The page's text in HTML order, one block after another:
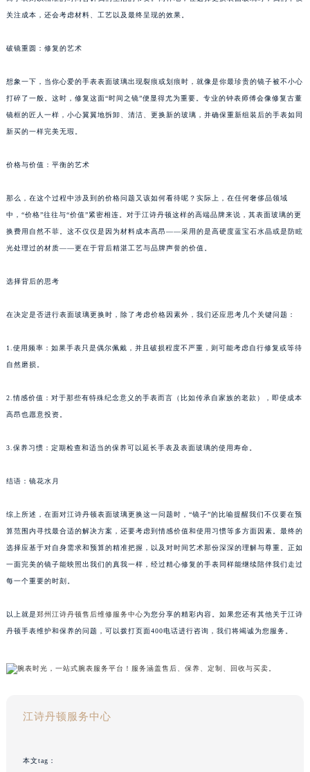
关注成本，还会考虑材料、工艺以及最终呈现的效果。
破镜重圆：修复的艺术
想象一下，当你心爱的手表表面玻璃出现裂痕或划痕时，就像是你最珍贵的镜子被不小心
打碎了一般。这时，修复这面“时间之镜”便显得尤为重要。专业的钟表师傅会像修复古董
镜框的匠人一样，小心翼翼地拆卸、清洁、更换新的玻璃，并确保重新组装后的手表如同
新买的一样完美无瑕。
价格与价值：平衡的艺术
那么，在这个过程中涉及到的价格问题又该如何看待呢？实际上，在任何奢侈品领域
中，“价格”往往与“价值”紧密相连。对于江诗丹顿这样的高端品牌来说，其表面玻璃的更
换费用自然不菲。这不仅仅是因为材料成本高昂——采用的是高硬度蓝宝石水晶或是防眩
光处理过的材质——更在于背后精湛工艺与品牌声誉的价值。
选择背后的思考
在决定是否进行表面玻璃更换时，除了考虑价格因素外，我们还应思考几个关键问题：
1.使用频率：如果手表只是偶尔佩戴，并且破损程度不严重，则可能考虑自行修复或等待
自然磨损。
2.情感价值：对于那些有特殊纪念意义的手表而言（比如传承自家族的老款），即使成本
高昂也愿意投资。
3.保养习惯：定期检查和适当的保养可以延长手表及表面玻璃的使用寿命。
结语：镜花水月
综上所述，在面对江诗丹顿表面玻璃更换这一问题时，“镜子”的比喻提醒我们不仅要在预
算范围内寻找最合适的解决方案，还要考虑到情感价值和使用习惯等多方面因素。最终的
选择应基于对自身需求和预算的精准把握，以及对时间艺术那份深深的理解与尊重。正如
一面完美的镜子能映照出我们的真我一样，经过精心修复的手表同样能继续陪伴我们走过
每一个重要的时刻。
以上就是郑州江诗丹顿售后维修服务中心为您分享的精彩内容。如果您还有其他关于江诗
丹顿手表维护和保养的问题，可以拨打页面400电话进行咨询，我们将竭诚为您服务。
江诗丹顿服务中心
本文tag：